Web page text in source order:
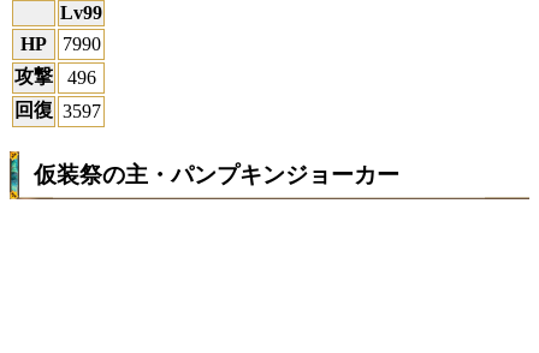
Lv99
HP
7990
攻撃
496
回復 3597
仮装祭の主・パンプキンジョーカー